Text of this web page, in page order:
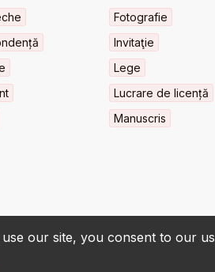
our site, you consent to our
Fotografie
Invitaţie
Lege
Lucrare de licență
Manuscris